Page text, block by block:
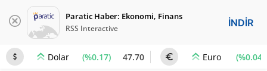
Paratic Haber: Ekonomi, Finans
RSS Interactive İNDİR
Dolar (%0.17) 47.70 Euro (%0.04)